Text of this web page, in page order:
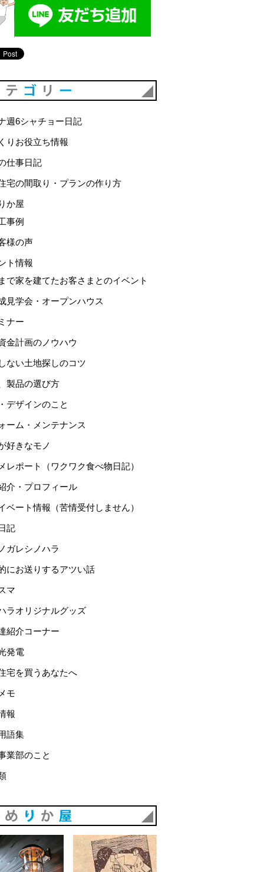
週6シャチョー日記
りお役立ち情報
仕事日記
宅の間取り・プランの作り方
か屋
事例
様の声
ト情報
で家を建てたお客さまとのイベント
見学会・オープンハウス
ナー
金計画のノウハウ
ない土地探しのコツ
製品の選び方
デザインのこと
ーム・メンテナンス
好きなモノ
レポート（ワクワク食べ物日記）
介・プロフィール
ベート情報（苦情受付しません）
記
ガレシノハラ
にお送りするアツい話
マ
ラオリジナルグッズ
紹介コーナー
発電
宅を買うあなたへ
モ
報
語集
業部のこと
あめりか屋WEBサイト